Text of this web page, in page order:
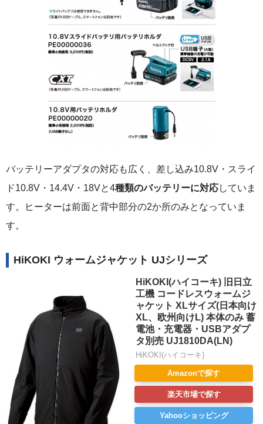
バッテリーアダプタの対応も広く、差し込み10.8V・スライ
ド10.8V・14.4V・18Vと4種類のバッテリーに対応していま
す。ヒーターは前面と背中部分の2か所のみとなっていま
す。
HiKOKI ウォームジャケット UJシリーズ
HiKOKI(ハイコーキ) 旧日立
工機 コードレスウォームジ
ャケット XLサイズ(日本向け
XL、欧州向けL) 本体のみ 蓄
電池・充電器・USBアダプ
タ別売 UJ1810DA(LN)
HiKOKI(ハイコーキ)
Amazonで探す
楽天市場で探す
Yahooショッピング